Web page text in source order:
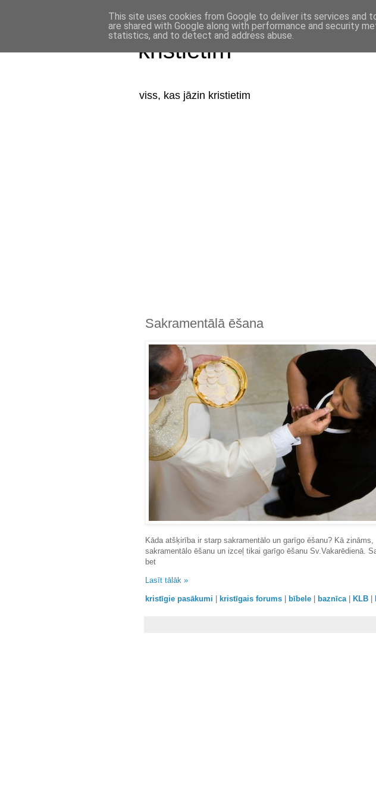
kristietim
viss, kas jāzin kristietim
Sakramentālā ēšana
Kāda atšķirība ir starp sakramentālo un garīgo ēšanu? Kā
sakramentālo ēšanu un izceļ tikai garīgo ēšanu Sv.Vakarēdienā.
bet
Lasīt tālāk »
kristīgie pasākumi kristīgais forums bībele baznīca| KLB
This site uses cookies from Google to deliver its services and
are shared with Google along with performance and security
statistics, and to detect and address abuse.